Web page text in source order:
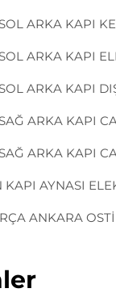
ARKA KAPI
ARKA KAPI
ARKA KAPI
ARKA KAPI
ARKA KAPI
AYNASI
ANKARA